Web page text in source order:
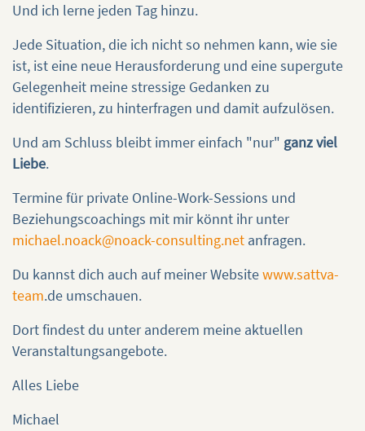
Und ich lerne jeden Tag hinzu.
Jede Situation, die ich nicht so nehmen kann, wie sie
ist, ist eine neue Herausforderung und eine supergute
Gelegenheit meine stressige Gedanken zu
identifizieren, zu hinterfragen und damit aufzulösen.
Und am Schluss bleibt immer einfach "nur" ganz viel
Liebe.
Termine für private Online-Work-Sessions und
Beziehungscoachings mit mir könnt ihr unter
michael.noack@noack-consulting.net anfragen.
Du kannst dich auch auf meiner Websitewww.sattva-
team.de umschauen.
Dort findest du unter anderem meine aktuellen
Veranstaltungsangebote.
Alles Liebe
Michael